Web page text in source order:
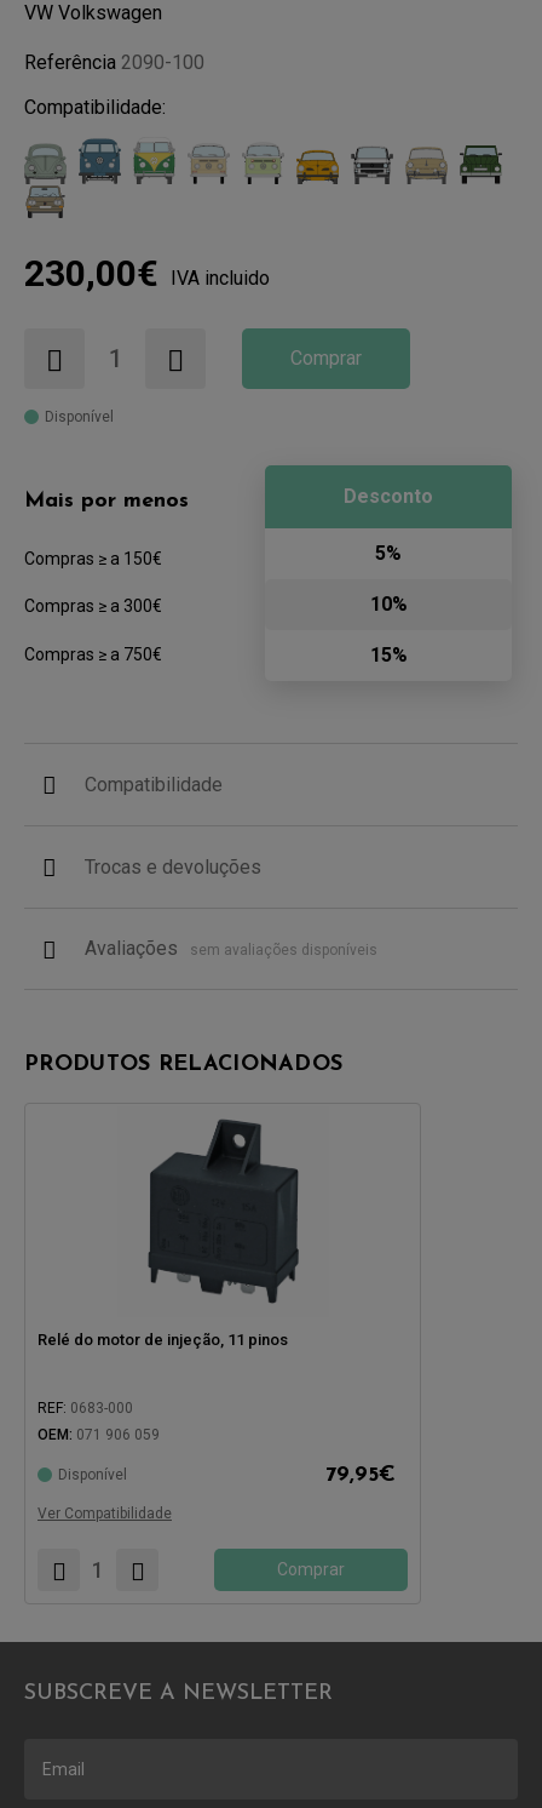
VW Volkswagen
Referência 2090-100
Compatibilidade:
230,00€ IVA incluido
Comprar
Disponível
Mais por menos
Compras ≥ a 150€
Compras ≥ a 300€
Compras ≥ a 750€
Desconto
5%
10%
15%
Compatibilidade
Trocas e devoluções
Avaliações sem avaliações disponíveis
PRODUTOS RELACIONADOS
Relé do motor de injeção, 11 pinos
REF: 0683-000
OEM: 071 906 059
Disponível 79,95€
Ver Compatibilidade
Compatível com:
Comprar
SUBSCREVE A NEWSLETTER